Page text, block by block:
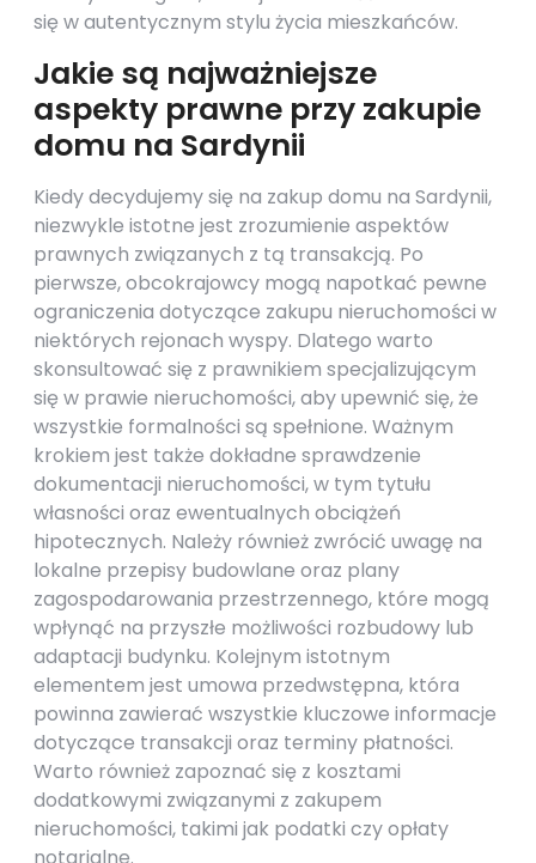
się w autentycznym stylu życia mieszkańców.
Jakie są najważniejsze
aspekty prawne przy zakupie
domu na Sardynii
Kiedy decydujemy się na zakup domu na Sardynii,
niezwykle istotne jest zrozumienie aspektów
prawnych związanych z tą transakcją. Po
pierwsze, obcokrajowcy mogą napotkać pewne
ograniczenia dotyczące zakupu nieruchomości w
niektórych rejonach wyspy. Dlatego warto
skonsultować się z prawnikiem specjalizującym
się w prawie nieruchomości, aby upewnić się, że
wszystkie formalności są spełnione. Ważnym
krokiem jest także dokładne sprawdzenie
dokumentacji nieruchomości, w tym tytułu
własności oraz ewentualnych obciążeń
hipotecznych. Należy również zwrócić uwagę na
lokalne przepisy budowlane oraz plany
zagospodarowania przestrzennego, które mogą
wpłynąć na przyszłe możliwości rozbudowy lub
adaptacji budynku. Kolejnym istotnym
elementem jest umowa przedwstępna, która
powinna zawierać wszystkie kluczowe informacje
dotyczące transakcji oraz terminy płatności.
Warto również zapoznać się z kosztami
dodatkowymi związanymi z zakupem
nieruchomości, takimi jak podatki czy opłaty